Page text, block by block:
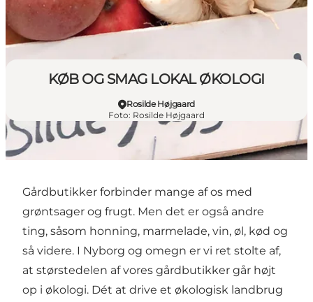
KØB OG SMAG LOKAL ØKOLOGI
Rosilde Højgaard
Foto: Rosilde Højgaard
Gårdbutikker forbinder mange af os med
grøntsager og frugt. Men det er også andre
ting, såsom honning, marmelade, vin, øl, kød og
så videre. I Nyborg og omegn er vi ret stolte af,
at størstedelen af vores gårdbutikker går højt
op i økologi. Dét at drive et økologisk landbrug